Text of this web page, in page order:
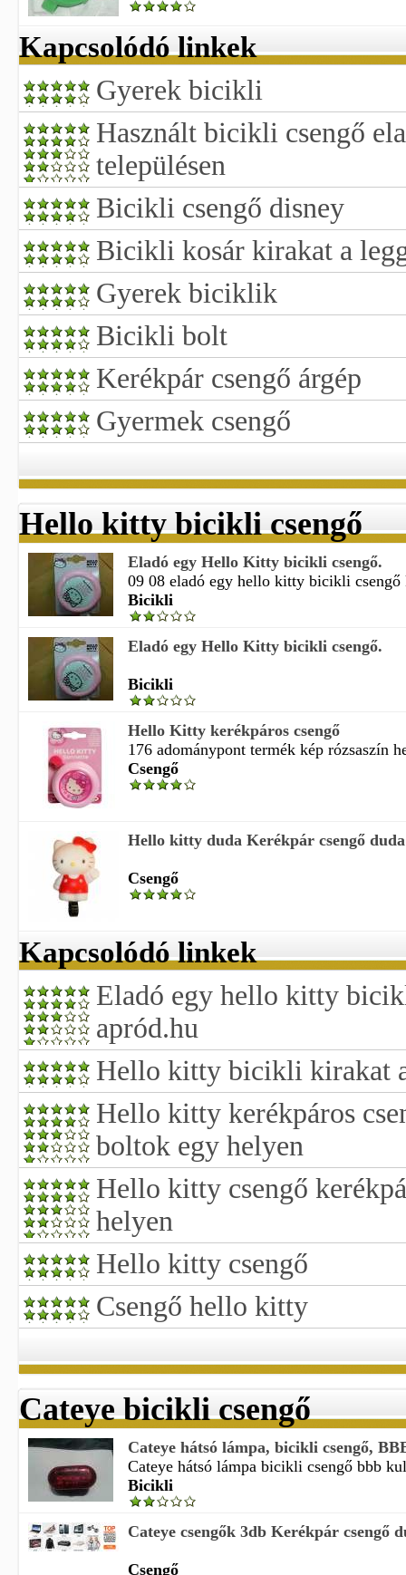
Kapcsolódó linkek
Gyerek bicikli
Használt bicikli csengő
településen
Bicikli csengő disney
Bicikli kosár kirakat a
Gyerek biciklik
Bicikli bolt
Kerékpár csengő árgép
Gyermek csengő
Hello kitty bicikli csengő
Eladó egy Hello Kitty bicikli csengő.
09 08 eladó egy hello kitty bicikli csengő
Bicikli
Eladó egy Hello Kitty bicikli csengő.
Bicikli
Hello Kitty kerékpáros csengő
176 adománypont termék kép rózsaszín
Csengő
Hello kitty duda Kerékpár csengő duda
Csengő
Kapcsolódó linkek
Eladó egy hello kitty
apród.hu
Hello kitty bicikli kirakat
Hello kitty kerékpáros
boltok egy helyen
Hello kitty csengő
helyen
Hello kitty csengő
Csengő hello kitty
Cateye bicikli csengő
Cateye hátsó lámpa, bicikli csengő,
Cateye hátsó lámpa bicikli csengő bbb
Bicikli
Cateye csengők 3db Kerékpár csengő
Csengő